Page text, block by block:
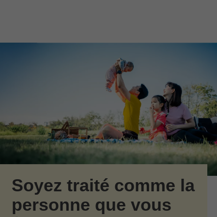
Soyez traité comme la
personne que vous